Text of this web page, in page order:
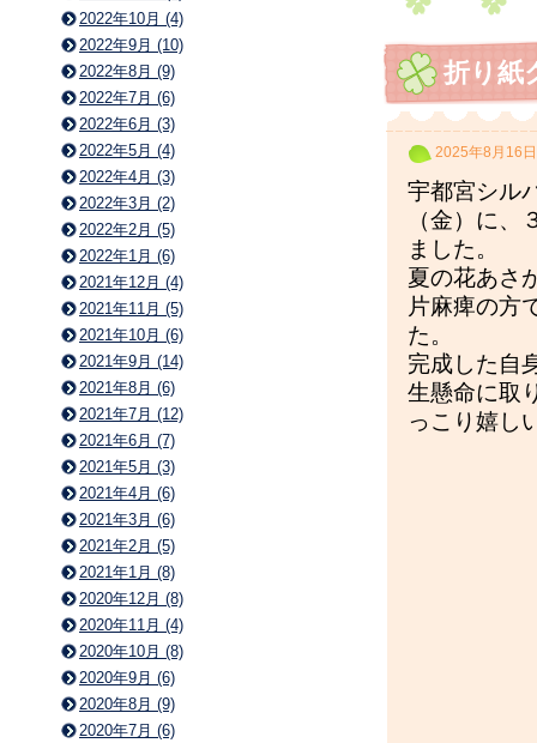
折り紙
2025年8月16日
宇都宮シル
（金）に
ました。
夏の花あさ
片麻痺の方
た。
完成した自
生懸命に取
っこり嬉し
2022年10月 (4)
2022年9月 (10)
2022年8月 (9)
2022年7月 (6)
2022年6月 (3)
2022年5月 (4)
2022年4月 (3)
2022年3月 (2)
2022年2月 (5)
2022年1月 (6)
2021年12月 (4)
2021年11月 (5)
2021年10月 (6)
2021年9月 (14)
2021年8月 (6)
2021年7月 (12)
2021年6月 (7)
2021年5月 (3)
2021年4月 (6)
2021年3月 (6)
2021年2月 (5)
2021年1月 (8)
2020年12月 (8)
2020年11月 (4)
2020年10月 (8)
2020年9月 (6)
2020年8月 (9)
2020年7月 (6)